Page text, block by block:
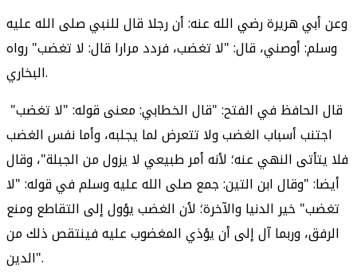
وعن أبي هريرة رضي الله عنه: أن رجلا قال للنبي صلى الله عليه
وسلم: أوصني، قال: "لا تغضب، فردد مرارا قال: لا تغضب" رواه
البخاري.
اجتنب أسباب الغضب ولا تتعرض لما يجلبه، وأما نفس الغضب
فلا يتأتى النهي عنه؛ لأنه أمر طبيعي لا يزول من الجبلة"، وقال
أيضا: "وقال ابن التين: جمع صلى الله عليه وسلم في قوله: "لا
تغضب" خير الدنيا والآخرة؛ لأن الغضب يؤول إلى التقاطع ومنع
الرفق، وربما آل إلى أن يؤذي المغضوب عليه فينتقص ذلك من
الدين".